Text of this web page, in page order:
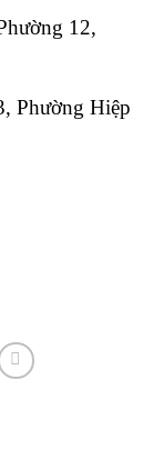
12,
Phường Hiệp